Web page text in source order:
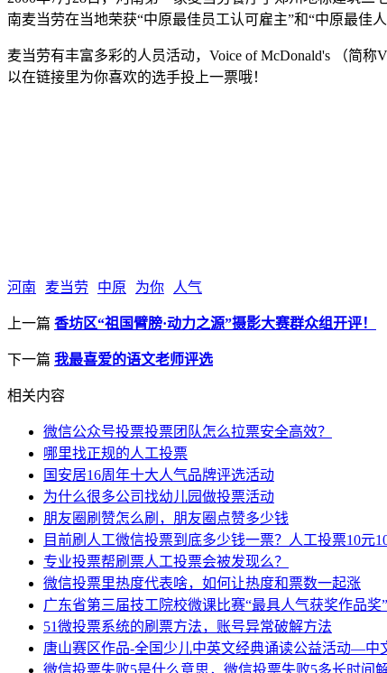
南麦当劳在当地荣获“中原最佳员工认可雇主”和“中原最佳人
麦当劳有丰富多彩的人员活动，Voice of McDonald's （简
以在链接里为你喜欢的选手投上一票哦！
河南 麦当劳 中原 为你 人气
上一篇 香坊区“祖国臂膀·动力之源”摄影大赛群众组开评！
下一篇 我最喜爱的语文老师评选
相关内容
微信公众号投票投票团队怎么拉票安全高效？
哪里找正规的人工投票
国安居16周年十大人气品牌评选活动
为什么很多公司找幼儿园做投票活动
朋友圈刷赞怎么刷，朋友圈点赞多少钱
目前刷人工微信投票到底多少钱一票？人工投票10元
专业投票帮刷票人工投票会被发现么？
微信投票里热度代表啥，如何让热度和票数一起涨
广东省第三届技工院校微课比赛“最具人气获奖作品奖
51微投票系统的刷票方法，账号异常破解方法
唐山赛区作品-全国少儿中英文经典诵读公益活动—中
微信投票失败5是什么意思，微信投票失败5多长时间